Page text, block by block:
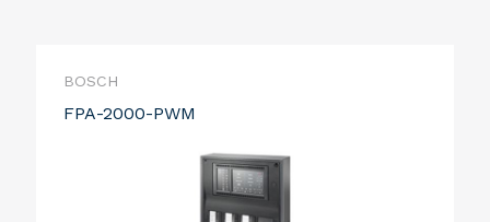
BOSCH
FPA-2000-PWM